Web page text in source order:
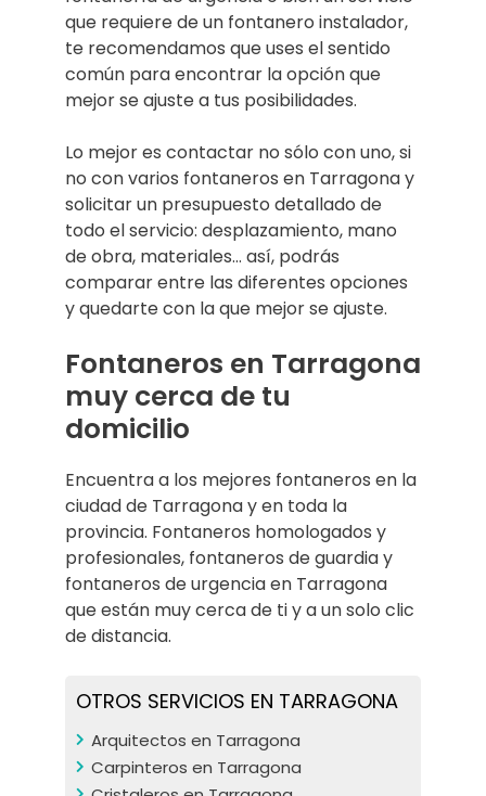
que requiere de un fontanero instalador,
te recomendamos que uses el sentido
común para encontrar la opción que
mejor se ajuste a tus posibilidades.
Lo mejor es contactar no sólo con uno, si
no con varios fontaneros en Tarragona y
solicitar un presupuesto detallado de
todo el servicio: desplazamiento, mano
de obra, materiales… así, podrás
comparar entre las diferentes opciones
y quedarte con la que mejor se ajuste.
Fontaneros en Tarragona
muy cerca de tu
domicilio
Encuentra a los mejores fontaneros en la
ciudad de Tarragona y en toda la
provincia. Fontaneros homologados y
profesionales, fontaneros de guardia y
fontaneros de urgencia en Tarragona
que están muy cerca de ti y a un solo clic
de distancia.
OTROS SERVICIOS EN TARRAGONA
Arquitectos en Tarragona
Carpinteros en Tarragona